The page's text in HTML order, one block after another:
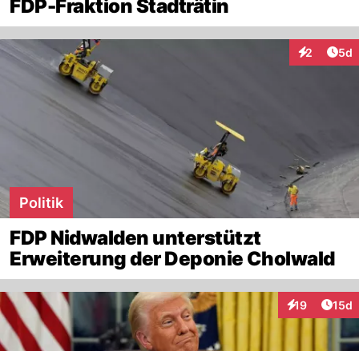
FDP-Fraktion Stadträtin
2 5d
Politik
FDP Nidwalden unterstützt
Erweiterung der Deponie Cholwald
19
Interaktionen
15d